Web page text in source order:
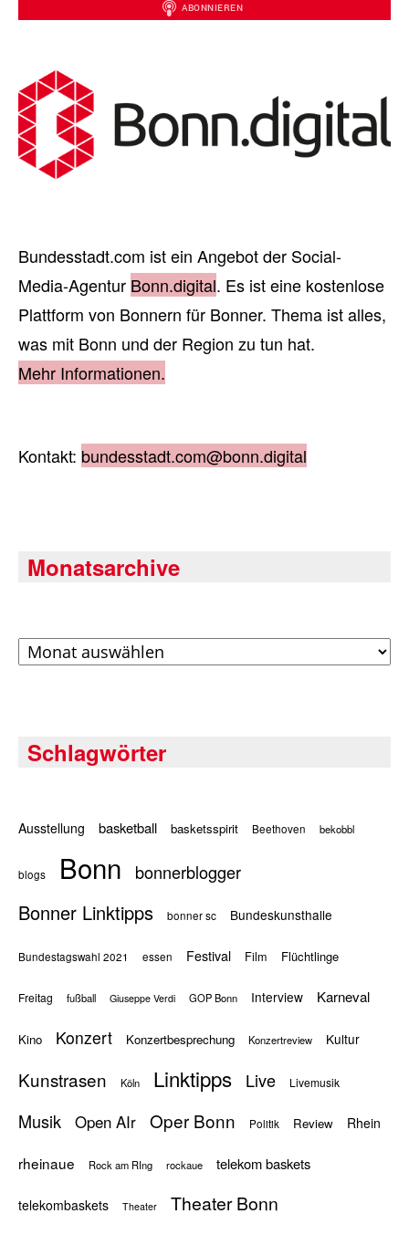
Bundesstadt.com ist ein Angebot der Social-
Media-Agentur Bonn.digital. Es ist eine kostenlose
Plattform von Bonnern für Bonner. Thema ist alles,
was mit Bonn und der Region zu tun hat.
Mehr Informationen.
Kontakt: bundesstadt.com@bonn.digital
Monatsarchive
Archiv
Schlagwörter
Ausstellung basketball basketsspirit Beethoven bekobbl
blogs Bonn bonnerblogger
Bonner Linktipps bonner sc Bundeskunsthalle
Bundestagswahl 2021 essen Festival Film Flüchtlinge
Freitag fußball Giuseppe Verdi GOP Bonn Interview Karneval
Kino Konzert Konzertbesprechung Konzertreview Kultur
Kunstrasen Köln Linktipps Live Livemusik
Musik Open AIr Oper Bonn Politik Review Rhein
rheinaue Rock am RIng rockaue telekom baskets
telekombaskets Theater Theater Bonn